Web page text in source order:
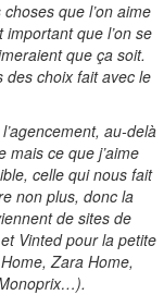
que l’on aime
que l’on se
que ça soit.
choix fait avec le
au-delà
mais ce que j’aime
celle qui nous fait
non plus, donc la
de sites de
Vinted pour la petite
Zara Home,